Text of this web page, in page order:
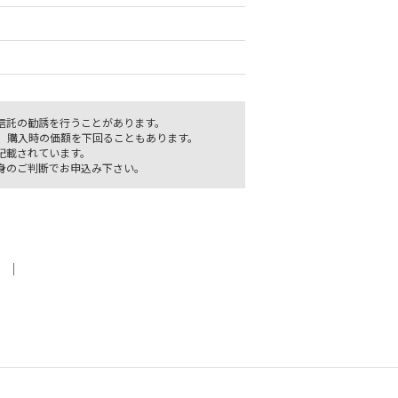
の勧誘を行うことがあります。
入時の価額を下回ることもあります。
されています。
ご判断でお申込み下さい。